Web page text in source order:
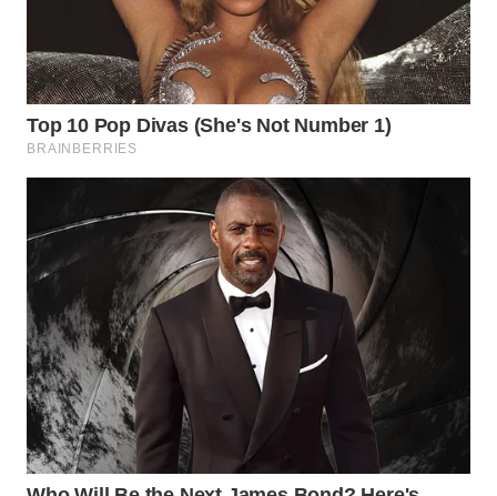
SUMEDANG
WN
CIANJUR
SERIBU
TANGERANG
WN
BINJAI
WN
CIREBON